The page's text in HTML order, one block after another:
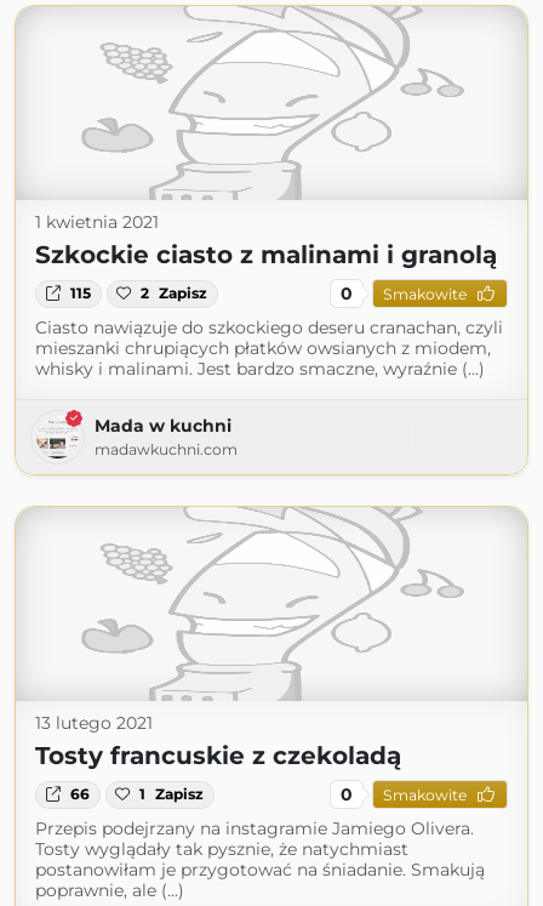
1 kwietnia 2021
Szkockie ciasto z malinami i granolą
115 2 Zapisz 0 Smakowite
Ciasto nawiązuje do szkockiego deseru cranachan, czyli
mieszanki chrupiących płatków owsianych z miodem,
whisky i malinami. Jest bardzo smaczne, wyraźnie (...)
Mada w kuchni
madawkuchni.com
13 lutego 2021
Tosty francuskie z czekoladą
66 1 Zapisz 0 Smakowite
Przepis podejrzany na instagramie Jamiego Olivera.
Tosty wyglądały tak pysznie, że natychmiast
postanowiłam je przygotować na śniadanie. Smakują
poprawnie, ale (...)